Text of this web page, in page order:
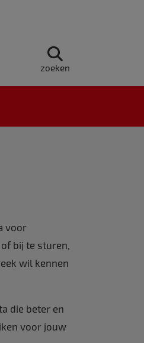
zoeken
voor
bij te sturen,
wil kennen
die beter en
voor jouw